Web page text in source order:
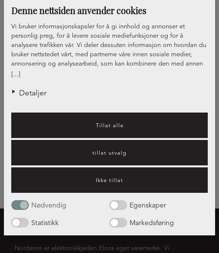
Denne nettsiden anvender cookies
[...]
Vi bruker informasjonskapsler for å gi innhold og annonser et
personlig preg, for å levere sosiale mediefunksjoner og for å
analysere trafikken vår. Vi deler dessuten informasjon om hvordan du
bruker nettstedet vårt, med partnerne våre innen sosiale medier,
annonsering og analysearbeid, som kan kombinere den med annen
informasjon du har gjort tilgjengelig for dem, eller som de har samlet
Detaljer
Tillat alle
tillat utvalg
Ikke tillat
Nødvendig
Egenskaper
Statistikk
Markedsføring
Front Skifer, vitrine
Nordanro er elektronikkjeden Elons eget varemerke. Vi